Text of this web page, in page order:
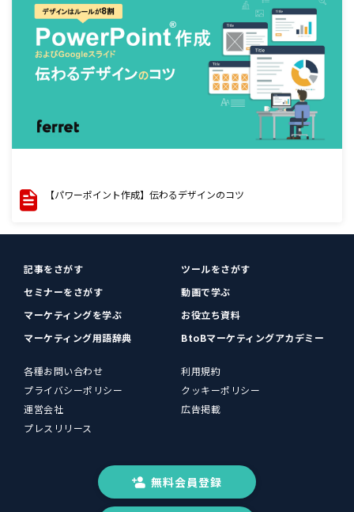
【パワーポイント作成】伝わるデザインのコツ
記事をさがす
ツールをさがす
セミナーをさがす
動画で学ぶ
マーケティングを学ぶ
お役立ち資料
マーケティング用語辞典
BtoBマーケティングアカデミー
各種お問い合わせ
利用規約
プライバシーポリシー
クッキーポリシー
運営会社
広告掲載
プレスリリース
無料会員登録